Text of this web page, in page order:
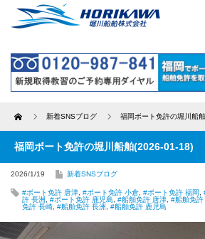
Home 新着SNSブログ 福岡ボート免許の堀川船
福岡ボート免許の堀川船舶(2026-01-18)
2026/1/19 新着SNSブログ
#ボート免許 唐津 #ボート免許 小倉 #ボート免許 福岡
許 長洲
#ボート免許 鹿児島 #船舶免許 唐津 #船舶免許
免許 長崎 #船舶免許 長洲 #船舶免許 鹿児島